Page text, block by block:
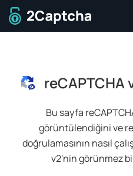
Ana sayfaya git
reCAPTCHA
Bu sayfa
görüntülendiğini ve
doğrulamasının nasıl
v2'nin görünmez